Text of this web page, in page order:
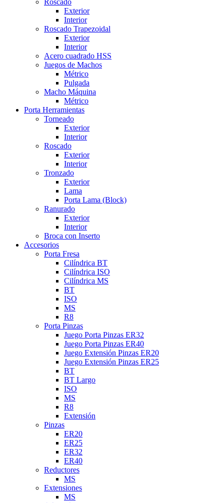
Roscado
Exterior
Interior
Roscado Trapezoidal
Exterior
Interior
Acero cuadrado HSS
Juegos de Machos
Métrico
Pulgada
Macho Máquina
Métrico
Porta Herramientas
Torneado
Exterior
Interior
Roscado
Exterior
Interior
Tronzado
Exterior
Lama
Porta Lama (Block)
Ranurado
Exterior
Interior
Broca con Inserto
Accesorios
Porta Fresa
Cilíndrica BT
Cilíndrica ISO
Cilíndrica MS
BT
ISO
MS
R8
Porta Pinzas
Juego Porta Pinzas ER32
Juego Porta Pinzas ER40
Juego Extensión Pinzas ER20
Juego Extensión Pinzas ER25
BT
BT Largo
ISO
MS
R8
Extensión
Pinzas
ER20
ER25
ER32
ER40
Reductores
MS
Extensiones
MS